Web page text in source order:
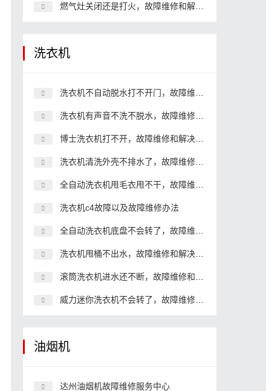
燃气灶关闭还是打火，故障维修和解决办法
洗衣机
洗衣机不自动脱水打不开门，故障维修和解决办法
洗衣机有声音不洗不脱水，故障维修和解决办法
博士洗衣机打不开，故障维修和解决办法
洗衣机清洗外壳不排水了，故障维修和解决办法
全自动洗衣机甩毛衣甩不干，故障维修和解决办法
洗衣机c4故障以及故障维修办法
全自动洗衣机底盘不会转了，故障维修和解决办法
洗衣机甩桶不出水，故障维修和解决办法
滚筒洗衣机进水还不断，故障维修和解决办法
威力迷你洗衣机不会转了，故障维修和解决办法
油烟机
达州油烟机故障维修服务中心